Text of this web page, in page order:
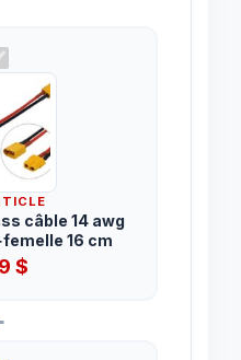
câble 14 awg
16 cm
$